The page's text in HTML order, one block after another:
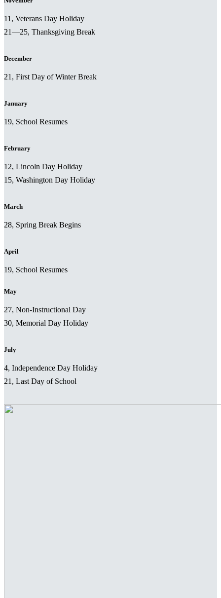
11, Veterans Day Holiday
21—25, Thanksgiving Break
December
21, First Day of Winter Break
January
19, School Resumes
February
12, Lincoln Day Holiday
15, Washington Day Holiday
March
28, Spring Break Begins
April
19, School Resumes
May
27, Non-Instructional Day
30, Memorial Day Holiday
July
4, Independence Day Holiday
21, Last Day of School